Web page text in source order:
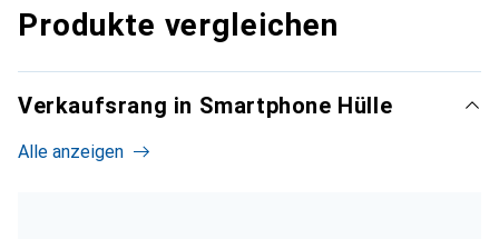
Produkte vergleichen
Verkaufsrang in Smartphone Hülle
Alle anzeigen